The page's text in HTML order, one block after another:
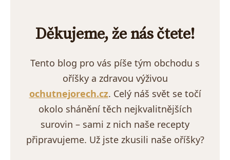
Děkujeme, že nás čtete!
Tento blog pro vás píše tým obchodu s
oříšky a zdravou výživou
ochutnejorech.cz. Celý náš svět se točí
okolo shánění těch nejkvalitnějších
surovin – sami z nich naše recepty
připravujeme. Už jste zkusili naše oříšky?